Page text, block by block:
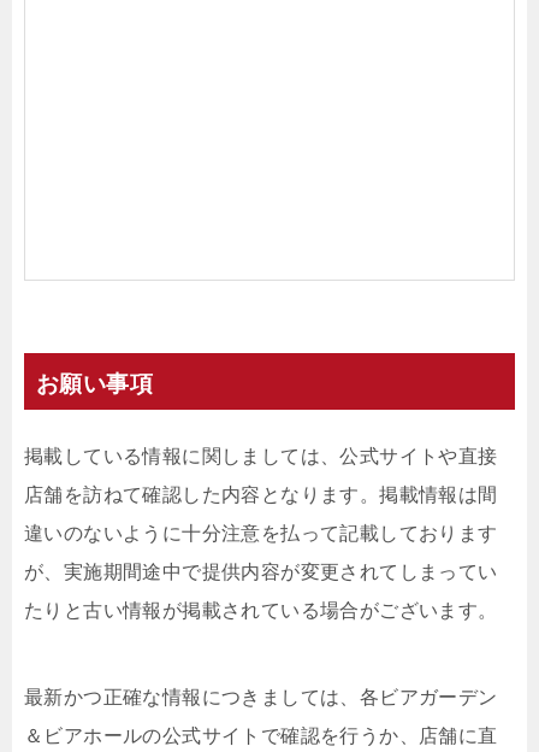
お願い事項
掲載している情報に関しましては、公式サイトや直接
店舗を訪ねて確認した内容となります。掲載情報は間
違いのないように十分注意を払って記載しております
が、実施期間途中で提供内容が変更されてしまってい
たりと古い情報が掲載されている場合がございます。
最新かつ正確な情報につきましては、各ビアガーデン
＆ビアホールの公式サイトで確認を行うか、店舗に直